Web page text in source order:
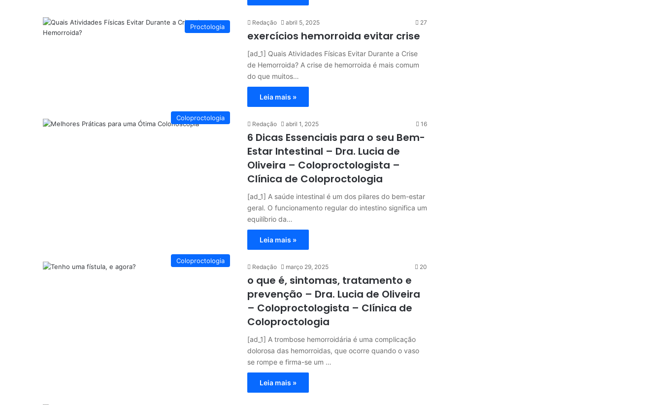
Proctologia
Redação abril 5, 2025 27
exercícios hemorroida evitar crise
[ad_1] Quais Atividades Físicas Evitar Durante a Crise
de Hemorroida? A crise de hemorroida é mais comum
do que muitos…
Leia mais »
Coloproctologia
Redação abril 1, 2025 16
6 Dicas Essenciais para o seu Bem-
Estar Intestinal – Dra. Lucia de
Oliveira – Coloproctologista –
Clínica de Coloproctologia
[ad_1] A saúde intestinal é um dos pilares do bem-estar
geral. O funcionamento regular do intestino significa um
equilíbrio da…
Leia mais »
Coloproctologia
Redação março 29, 2025 20
o que é, sintomas, tratamento e
prevenção – Dra. Lucia de Oliveira
– Coloproctologista – Clínica de
Coloproctologia
[ad_1] A trombose hemorroidária é uma complicação
dolorosa das hemorroidas, que ocorre quando o vaso
se rompe e firma-se um …
Leia mais »